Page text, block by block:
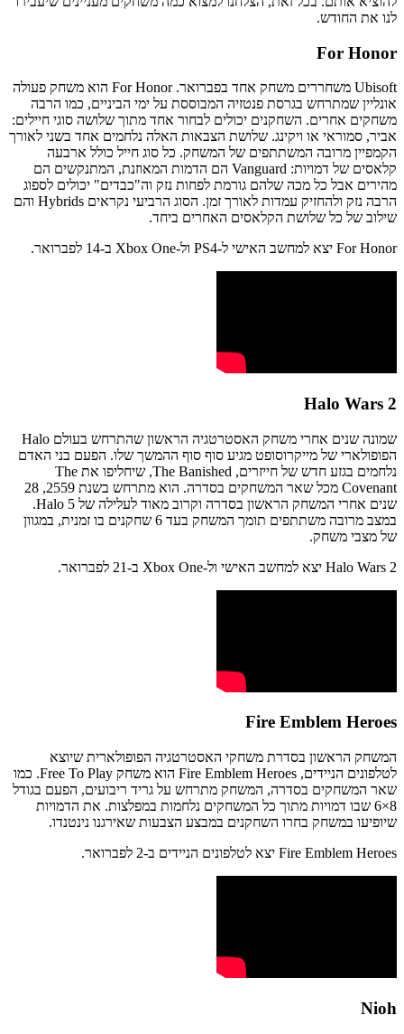
לנו את החודש.
For Honor
Ubisoft משחררים משחק אחד בפברואר. For Honor הוא משחק פעולה
אונליין שמתרחש בגרסת פנטזיה המבוססת על ימי הביניים, כמו הרבה
משחקים אחרים. השחקנים יכולים לבחור אחד מתוך שלושה סוגי חיילים:
אביר, סמוראי או ויקינג. שלושת הצבאות האלה נלחמים אחד בשני לאורך
הקמפיין מרובה המשתתפים של המשחק. כל סוג חייל כולל ארבעה
קלאסים של דמויות: Vanguard הם הדמות המאוזנת, המתנקשים הם
מהירים אבל כל מכה שלהם גורמת לפחות נזק וה"כבדים" יכולים לספוג
הרבה נזק ולהחזיק עמדות לאורך זמן. הסוג הרביעי נקראים Hybrids והם
שילוב של כל שלושת הקלאסים האחרים ביחד.
For Honor יצא למחשב האישי ל-PS4 ול-Xbox One ב-14 לפברואר.
Halo Wars 2
שמונה שנים אחרי משחק האסטרטגיה הראשון שהתרחש בעולם Halo
הפופולארי של מייקרוסופט מגיע סוף סוף ההמשך שלו. הפעם בני האדם
נלחמים בגזע חדש של חייזרים, The Banished, שיחליפו את The
Covenant מכל שאר המשחקים בסדרה. הוא מתרחש בשנת 2559, 28
שנים אחרי המשחק הראשון בסדרה וקרוב מאוד לעלילה של Halo 5.
במצב מרובה משתתפים תומך המשחק בעד 6 שחקנים בו זמנית, במגוון
של מצבי משחק.
Halo Wars 2 יצא למחשב האישי ול-Xbox One ב-21 לפברואר.
Fire Emblem Heroes
המשחק הראשון בסדרת משחקי האסטרטגיה הפופולארית שיוצא
לטלפונים הניידים, Fire Emblem Heroes הוא משחק Free To Play. כמו
שאר המשחקים בסדרה, המשחק מתרחש על גריד ריבועים, הפעם בגודל
8×6 שבו דמויות מתוך כל המשחקים נלחמות במפלצות. את הדמויות
שיופיעו במשחק בחרו השחקנים במבצע הצבעות שאירגנו נינטנדו.
Fire Emblem Heroes יצא לטלפונים הניידים ב-2 לפברואר.
Nioh